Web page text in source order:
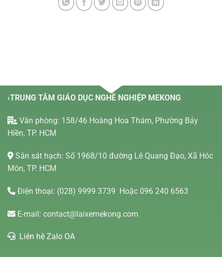
‹TRUNG TÂM GIÁO DỤC NGHỀ NGHIỆP MEKONG
Văn phòng: 158/46 Hoàng Hoa Thám, Phường Bảy
Hiền, TP. HCM
Sân sát hạch: Số 1968/10 đường Lê Quang Đạo, Xã Hóc
Môn, TP. HCM
Điện thoại: (028) 9999 3739 Hoặc 096 240 6563
E-mail: contact@laixemekong.com
Liên hệ Zalo OA